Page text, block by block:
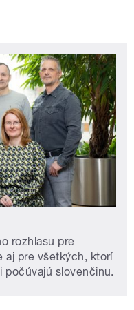
rozhlasu pre
aj pre všetkých, ktorí
počúvajú slovenčinu.